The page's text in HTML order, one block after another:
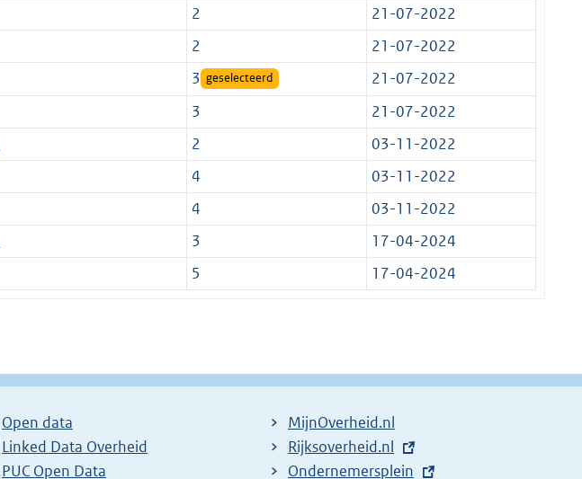
2
21-07-2022
2
21-07-2022
3 geselecteerd
21-07-2022
3
21-07-2022
2
03-11-2022
4
03-11-2022
4
03-11-2022
3
17-04-2024
5 17-04-2024
Open data
Linked Data Overheid
PUC Open Data
MijnOverheid.nl
E
x
Rijksoverheid.nl
E
Ondernemersplein